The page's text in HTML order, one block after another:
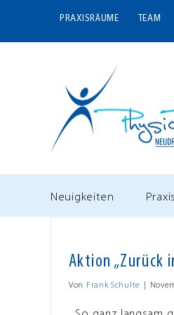
springen
PRAXISRÄUME TEAM
Neuigkeiten Praxis
Aktion „Zurück
Von Frank Schulte